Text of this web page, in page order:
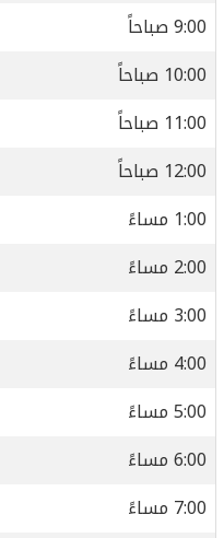
9:00 صباحاً
10:00 صباحاً
11:00 صباحاً
12:00 صباحاً
1:00 مساءً
2:00 مساءً
3:00 مساءً
4:00 مساءً
5:00 مساءً
6:00 مساءً
7:00 مساءً